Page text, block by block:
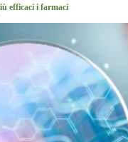
efficaci i farmaci